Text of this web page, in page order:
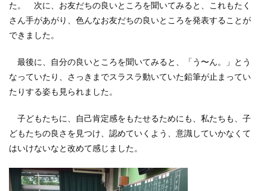
た。 次に、お友だちの良いところを聞いてみると、これもたく
さん手があがり、色んなお友だちの良いところを発表することが
できました。
最後に、自分の良いところを聞いてみると、「う〜ん。」とう
なっていたり、さっきまでスラスラ動いていた鉛筆が止まってい
たりする姿も見られました。
子どもたちに、自己肯定感をもたせるためにも、私たちも、子
どもたちの良さを見つけ、認めていくよう、意識していかなくて
はいけないなと改めて感じました。